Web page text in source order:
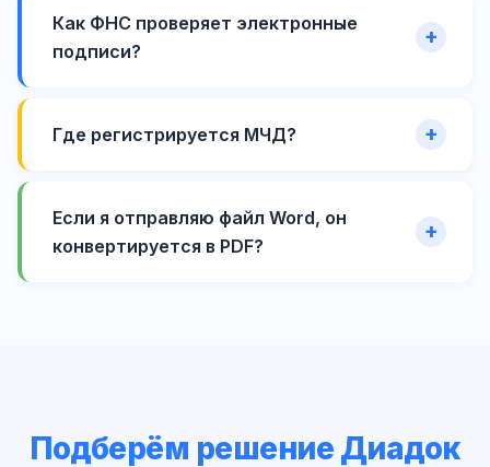
Как ФНС проверяет электронные
подписи?
Где регистрируется МЧД?
Если я отправляю файл Word, он
конвертируется в PDF?
Подберём решение Диадок